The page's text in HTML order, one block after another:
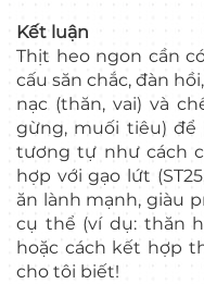
Kết luận
Thịt heo ngon cần
cấu săn chắc, đàn
nạc (thăn, vai) và
gừng, muối tiêu) để
tương tự như cách
hợp với gạo lứt
ăn lành mạnh, giàu
cụ thể (ví dụ: thăn
hoặc cách kết hợp
cho tôi biết!